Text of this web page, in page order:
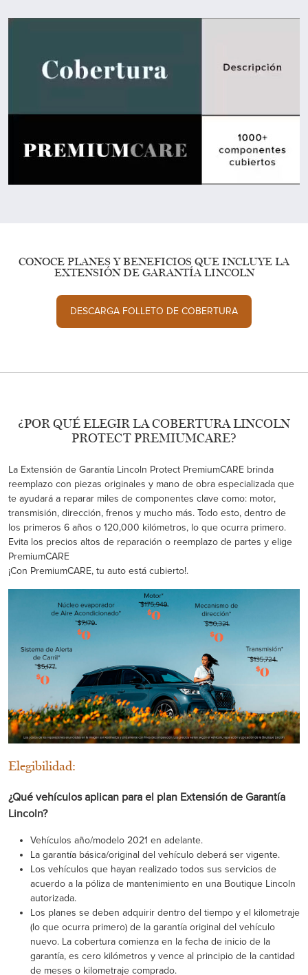
CONOCE PLANES Y BENEFICIOS QUE INCLUYE LA
EXTENSIÓN DE GARANTÍA LINCOLN
DESCARGA FOLLETO DE COBERTURA
¿POR QUÉ ELEGIR LA COBERTURA LINCOLN
PROTECT PREMIUMCARE?
La Extensión de Garantía Lincoln Protect PremiumCARE brinda
reemplazo con piezas originales y mano de obra especializada que
te ayudará a reparar miles de componentes clave como: motor,
transmisión, dirección, frenos y mucho más. Todo esto, dentro de
los primeros 6 años o 120,000 kilómetros, lo que ocurra primero.
Evita los precios altos de reparación o reemplazo de partes y elige
PremiumCARE
¡Con PremiumCARE, tu auto está cubierto!.
Elegibilidad:
¿Qué vehículos aplican para el plan Extensión de Garantía
Lincoln?
Vehículos año/modelo 2021 en adelante.
La garantía básica/original del vehículo deberá ser vigente.
Los vehículos que hayan realizado todos sus servicios de
acuerdo a la póliza de mantenimiento en una Boutique Lincoln
autorizada.
Los planes se deben adquirir dentro del tiempo y el kilometraje
(lo que ocurra primero) de la garantía original del vehículo
nuevo. La cobertura comienza en la fecha de inicio de la
garantía, es cero kilómetros y vence al principio de la cantidad
de meses o kilometraje comprado.